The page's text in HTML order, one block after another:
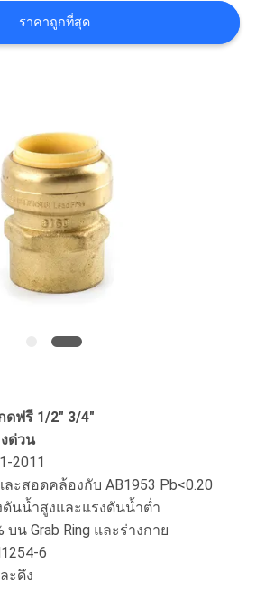
ราคาถูกที่สุด
ดฟรี 1/2" 3/4"
ด่วน
2011
ะสอดคล้องกับ AB1953 Pb<0.20
ดันน้ำสูงและแรงดันน้ำต่ำ
น Grab Ring และร่างกาย
6
ะดึง